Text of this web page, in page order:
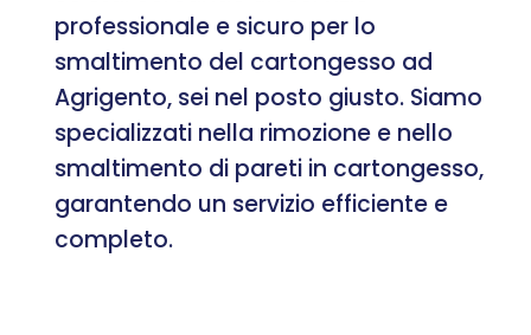
professionale e sicuro per lo
smaltimento del cartongesso ad
Agrigento, sei nel posto giusto. Siamo
specializzati nella rimozione e nello
smaltimento di pareti in cartongesso,
garantendo un servizio efficiente e
completo.